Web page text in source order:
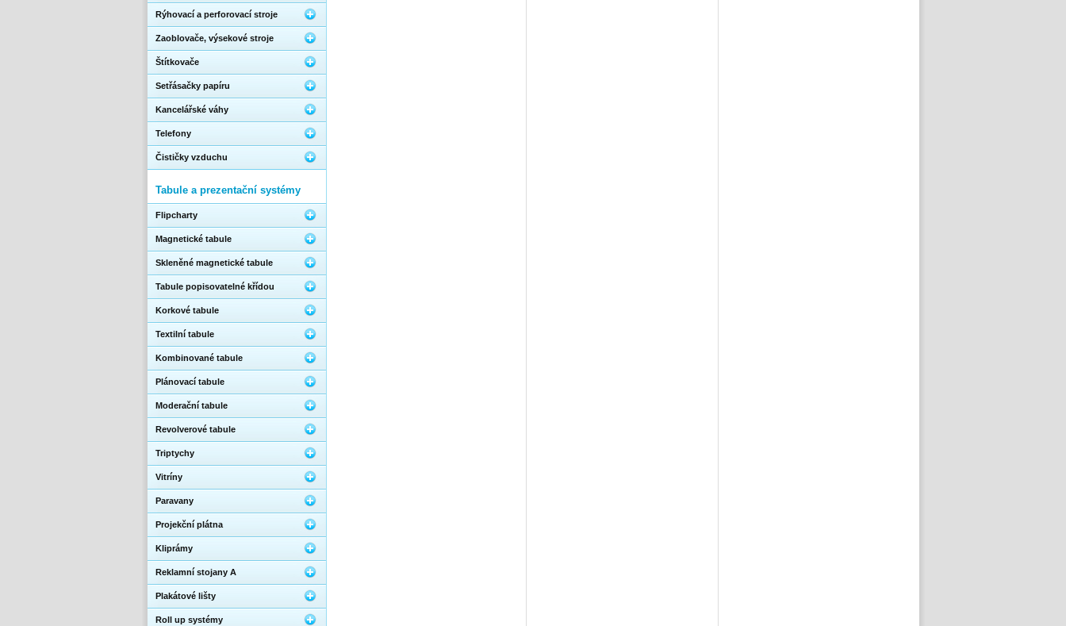
Rýhovací a perforovací stroje
Zaoblovače, výsekové stroje
Štítkovače
Setřásačky papíru
Kancelářské váhy
Telefony
Čističky vzduchu
Tabule a prezentační systémy
Flipcharty
Magnetické tabule
Skleněné magnetické tabule
Tabule popisovatelné křídou
Korkové tabule
Textilní tabule
Kombinované tabule
Plánovací tabule
Moderační tabule
Revolverové tabule
Triptychy
Vitríny
Paravany
Projekční plátna
Kliprámy
Reklamní stojany A
Plakátové lišty
Roll up systémy